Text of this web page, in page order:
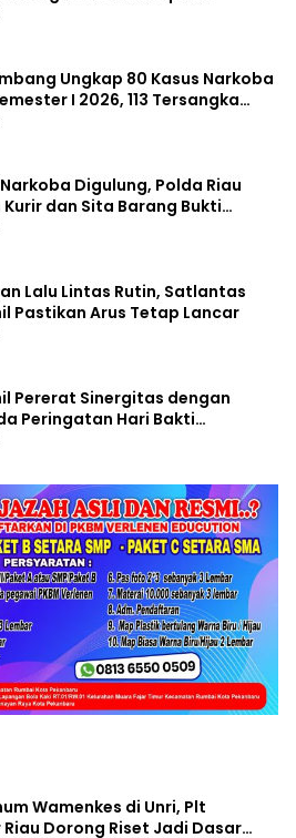
Ungkap 80 Kasus Narkoba
I 2026, 113 Tersangka
Digulung, Polda Riau
dan Sita Barang Bukti
Lalu Lintas Rutin, Satlantas
Pastikan Arus Tetap Lancar
Pererat Sinergitas dengan
Peringatan Hari Bakti
66
Wamenkes di Unri, Plt
Dorong Riset Jadi Dasar